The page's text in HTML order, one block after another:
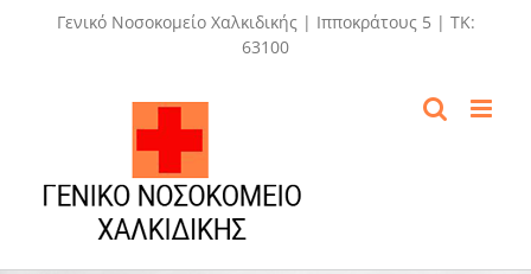
Γενικό Νοσοκομείο Χαλκιδικής | Ιπποκράτους 5 | ΤΚ:
63100